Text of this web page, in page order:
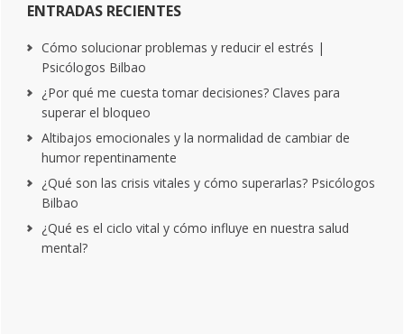
ENTRADAS RECIENTES
Cómo solucionar problemas y reducir el estrés |
Psicólogos Bilbao
¿Por qué me cuesta tomar decisiones? Claves para
superar el bloqueo
Altibajos emocionales y la normalidad de cambiar de
humor repentinamente
¿Qué son las crisis vitales y cómo superarlas? Psicólogos
Bilbao
¿Qué es el ciclo vital y cómo influye en nuestra salud
mental?